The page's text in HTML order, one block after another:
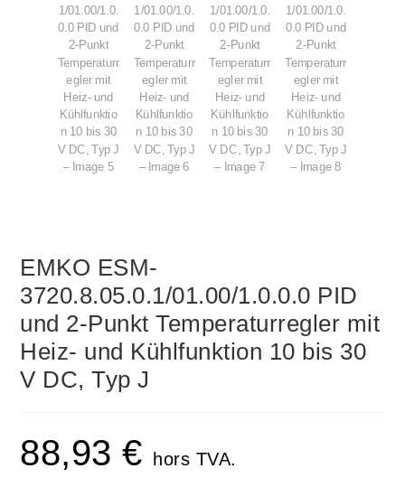
EMKO ESM-
3720.8.05.0.1/01.00/1.0.0.0 PID
und 2-Punkt Temperaturregler mit
Heiz- und Kühlfunktion 10 bis 30
V DC, Typ J
88,93€ hors TVA.